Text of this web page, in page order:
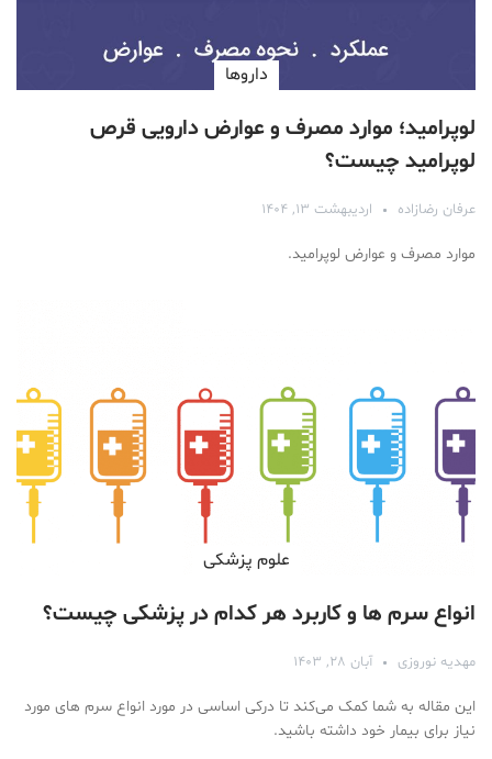
دارو‌ها
لوپرامید؛ موارد مصرف و عوارض دارویی قرص
لوپرامید چیست؟
عرفان رضازاده اردیبهشت ۱۳, ۱۴۰۴
موارد مصرف و عوارض لوپرامید.
علوم پزشكی
انواع سرم ها و کاربرد هر کدام در پزشکی چیست؟
مهدیه نوروزی آبان ۲۸, ۱۴۰۳
این مقاله به شما کمک می‌کند تا درکی اساسی در مورد انواع سرم های مورد
نیاز برای بیمار خود داشته باشید.